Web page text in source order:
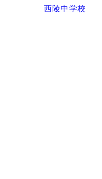
西陵中学校